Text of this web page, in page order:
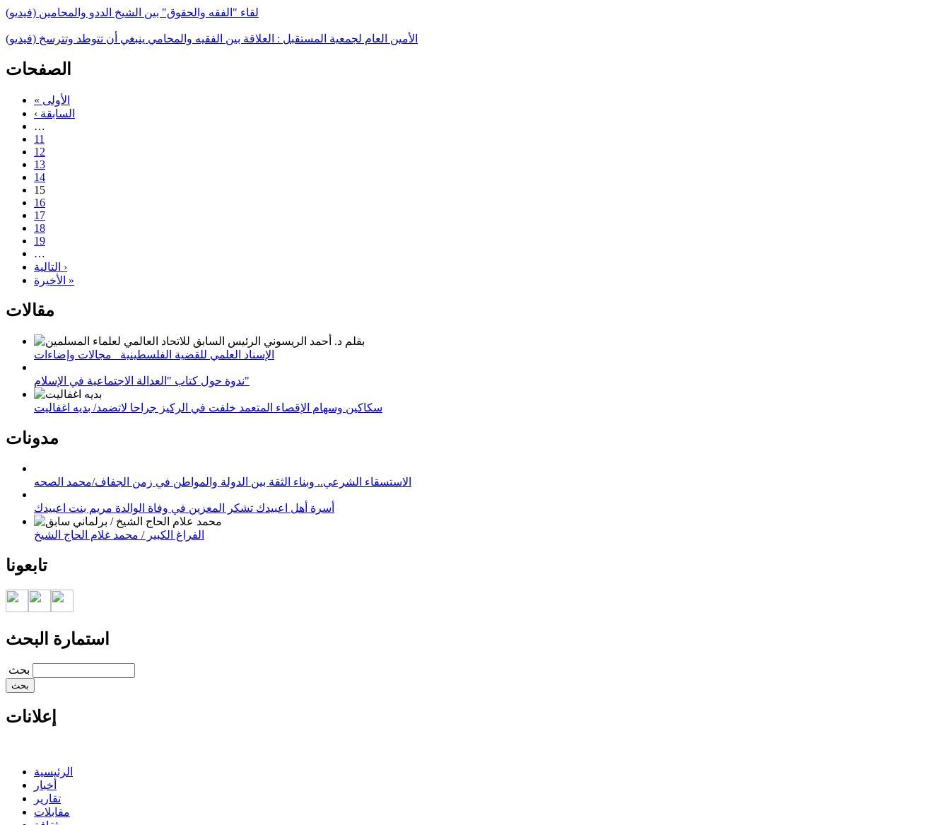
لقاء "الفقه والحقوق" بين الشيخ الددو والمحامين (فيديو)
الأمين العام لجمعية المستقبل : العلاقة بين الفقيه والمحامي ينبغي أن تتوطد وتترسخ (فيديو)
الصفحات
« الأولى
‹ السابقة
…
11
12
13
14
15
16
17
18
19
…
التالية ›
الأخيرة »
مقالات
الإسناد العلمي للقضية الفلسطينية_ مجالات وإضاءات
ندوة حول كتاب "العدالة الاجتماعية في الإسلام"
سكاكين وسهام الإقصاء المتعمد خلفت في الركيز جراحا لاتضمد/ بديه اغفاليت
مدونات
الاستسقاء الشرعي.. وبناء الثقة بين الدولة والمواطن في زمن الجفاف/محمد الصحه
أسرة أهل اعبيدك تشكر المعزين في وفاة الوالدة مريم بنت اعبيدك
الفراغ الكبير / محمد غلام الحاج الشيخ
تابعونا
استمارة البحث
‏بحث ‏
إعلانات
الرئيسية
أخبار
تقارير
مقابلات